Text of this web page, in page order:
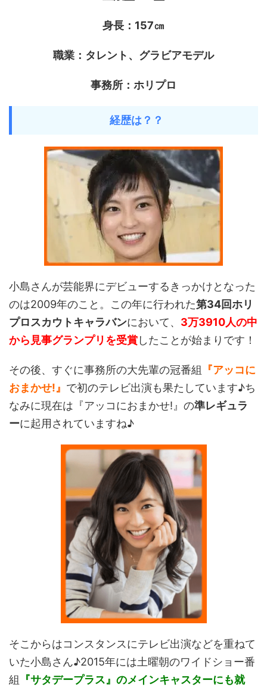
身長：157㎝
職業：タレント、グラビアモデル
事務所：ホリプロ
経歴は？？
小島さんが芸能界にデビューするきっかけとなった
のは2009年のこと。この年に行われた第34回ホリ
プロスカウトキャラバンにおいて、 3万3910人の中
から見事グランプリを受賞したことが始まりです！
その後、すぐに事務所の大先輩の冠番組 『アッコに
おまかせ!』 で初のテレビ出演も果たしています♪ち
なみに現在は『アッコにおまかせ!』の準レギュラ
ーに起用されていますね♪
そこからはコンスタンスにテレビ出演などを重ねて
いた小島さん♪2015年には土曜朝のワイドショー番
組 『サタデープラス』のメインキャスターにも就